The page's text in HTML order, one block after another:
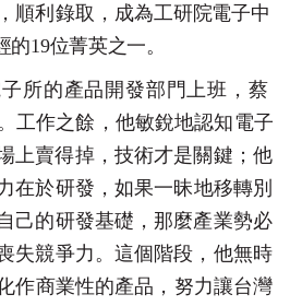
順利錄取，成為工研院電子中
的19位菁英之一。
所的產品開發部門上班，蔡
工作之餘，他敏銳地認知電子
上賣得掉，技術才是關鍵；他
在於研發，如果一昧地移轉別
己的研發基礎，那麼產業勢必
失競爭力。這個階段，他無時
作商業性的產品，努力讓台灣